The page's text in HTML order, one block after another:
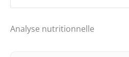
Analyse nutritionnelle